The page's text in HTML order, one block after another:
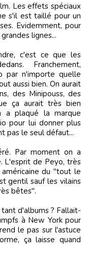
Les effets spéciaux
s'il est taillé pour un
Evidemment, pour
lignes...
c'est ce que les
Franchement,
par n'importe quelle
aussi bien. On aurait
des Minipouss, des
ça aurait très bien
a plaqué la marque
pour lui donner plus
pas le seul défaut...
Par moment on a
L'esprit de Peyo, très
du "tout le
gentil sauf les vilains
bêtes".
d'albums ? Fallait-
à New York pour
le pas sur l'astuce
ça laisse quand